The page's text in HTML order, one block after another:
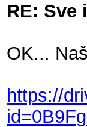
RE: Sve
OK...
https://